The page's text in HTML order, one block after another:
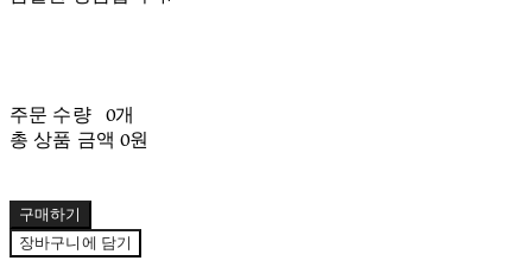
주문 수량
0개
총 상품 금액 0원
구매하기
장바구니에 담기